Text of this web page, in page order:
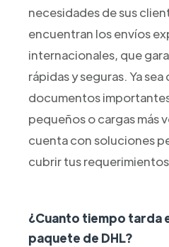
necesidades de sus
encuentran los envíos
internacionales, que
rápidas y seguras. Ya
documentos
pequeños o cargas más
cuenta con soluciones
cubrir tus requerimientos
¿Cuanto tiempo tarda
paquete de DHL?